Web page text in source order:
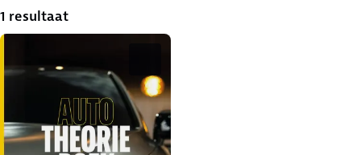
1 resultaat